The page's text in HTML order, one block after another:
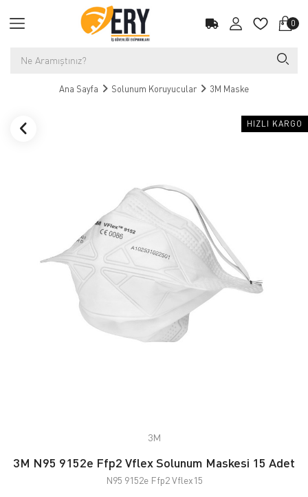
0
Ana Sayfa Solunum Koruyucular 3M Maske
HIZLI KARGO
3M
3M N95 9152e Ffp2 Vflex Solunum Maskesi 15 Adet
N95 9152e Ffp2 Vflex15